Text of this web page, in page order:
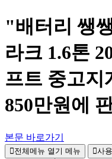
"배터리 쌩
라크 1.6톤
프트 중고지
850만원에
본문 바로가기
전체메뉴 열기 메뉴 사